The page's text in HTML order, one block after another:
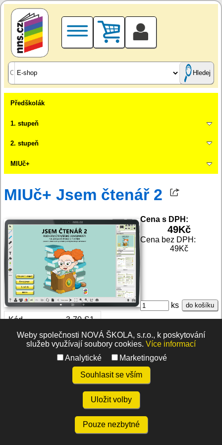
Hledej
Předškolák
1. stupeň
2. stupeň
MIUč+
MIUč+ Jsem čtenář 2
Cena s DPH:
49Kč
Cena bez DPH:
49Kč
ks do košíku
Kód
3-70-S1
Počet stran
0
Formát
Skladem
Ano
Weby společnosti NOVÁ ŠKOLA, s.r.o., k poskytování
služeb využívají soubory cookies. Více informací
Analytické
Marketingové
Souhlasit se vším
Uložit volby
Pouze nezbytné